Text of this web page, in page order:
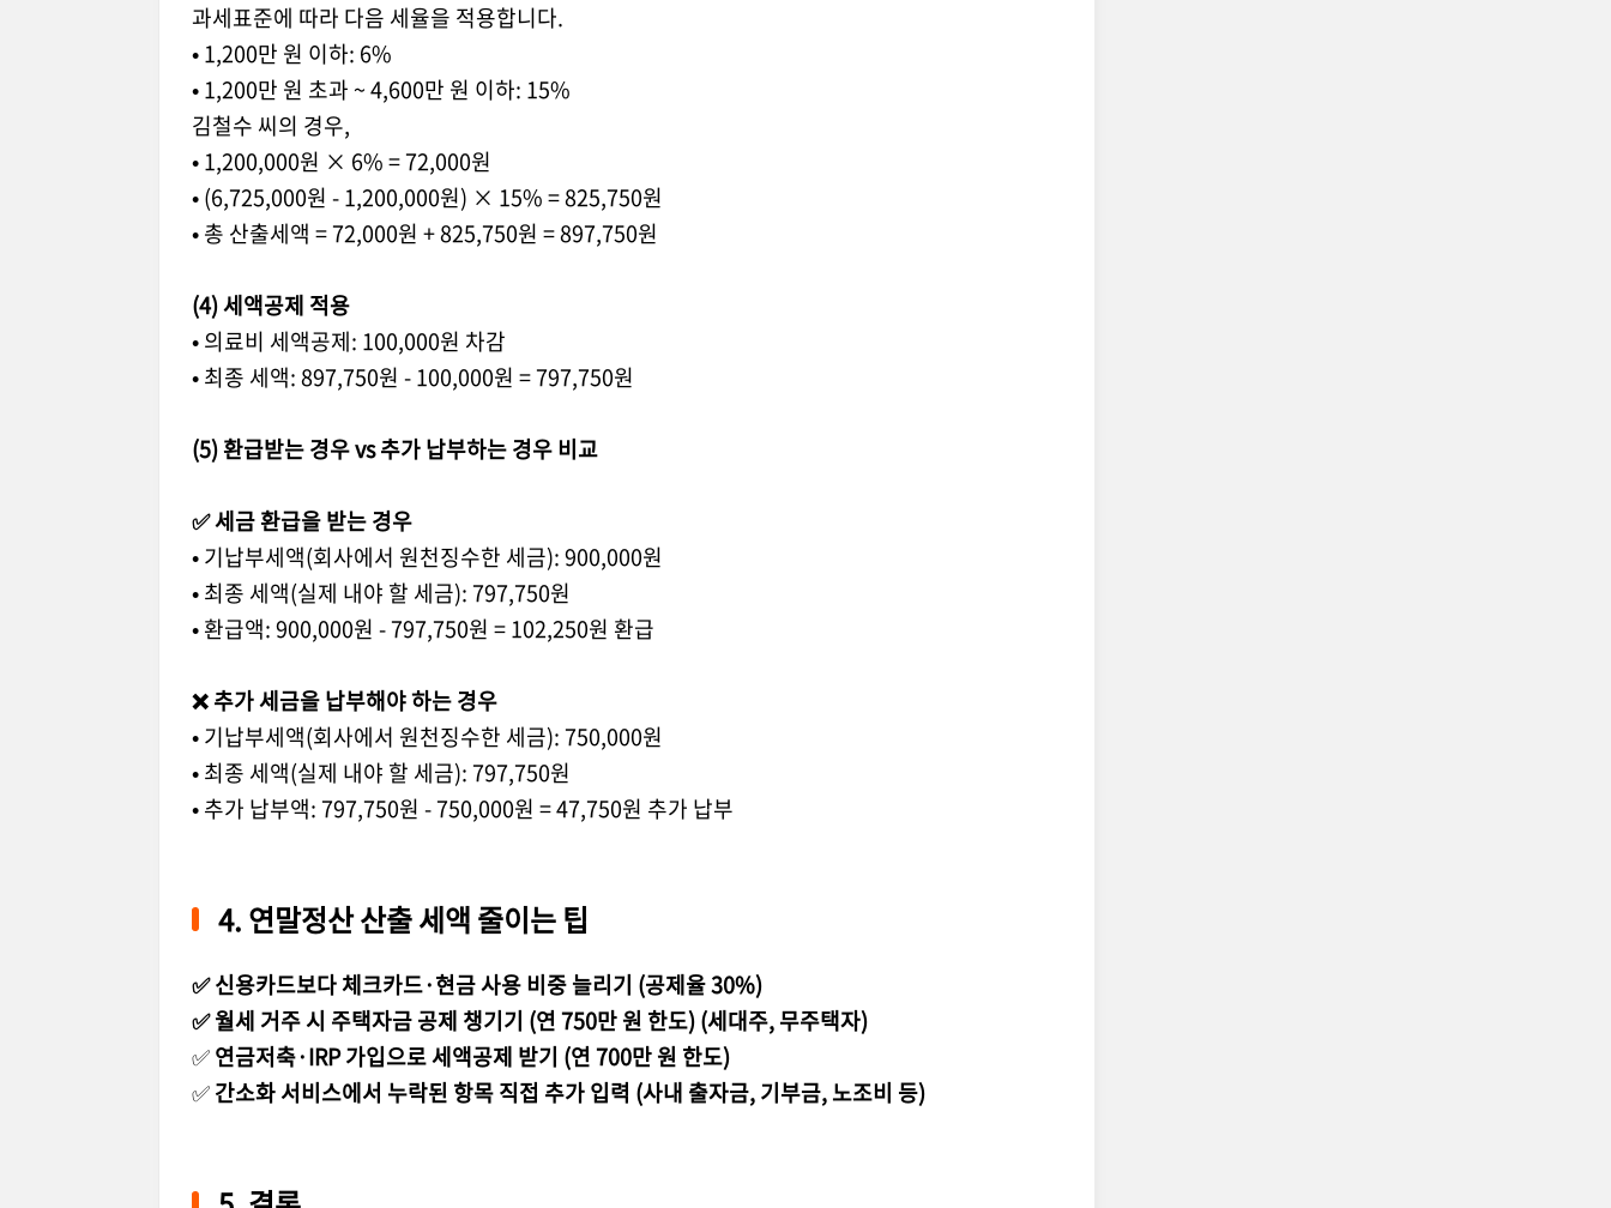
과세표준에 따라 다음 세율을 적용합니다.
•1,200만 원 이하: 6%
•1,200만 원 초과 ~ 4,600만 원 이하: 15%
김철수 씨의 경우,
•1,200,000원 × 6% = 72,000원
•(6,725,000원 - 1,200,000원) × 15% = 825,750원
•총 산출세액 = 72,000원 + 825,750원 = 897,750원
(4)세액공제 적용
•의료비 세액공제: 100,000원 차감
•최종 세액: 897,750원 - 100,000원 = 797,750원
(5)환급받는 경우vs추가 납부하는 경우 비교
✅세금 환급을 받는 경우
•기납부세액(회사에서 원천징수한 세금): 900,000원
•최종 세액(실제 내야 할 세금): 797,750원
•환급액: 900,000원 - 797,750원 = 102,250원 환급
❌추가 세금을 납부해야 하는 경우
•기납부세액(회사에서 원천징수한 세금): 750,000원
•최종 세액(실제 내야 할 세금): 797,750원
•추가 납부액: 797,750원 - 750,000원 = 47,750원 추가 납부
4.연말정산 산출 세액 줄이는 팁
✅신용카드보다 체크카드·현금 사용 비중 늘리기 (공제율30%)
✅월세 거주 시 주택자금 공제 챙기기 (연750만 원 한도) (세대주, 무주택자)
✅연금저축·IRP가입으로 세액공제 받기 (연700만 원 한도)
✅간소화 서비스에서 누락된 항목 직접 추가 입력 (사내 출자금, 기부금, 노조비 등)